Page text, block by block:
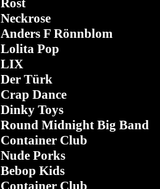
Rost
Neckrose
Anders F Rönnblom
Lolita Pop
LIX
Der Türk
Crap Dance
Dinky Toys
Round Midnight Big Band
Container Club
Nude Porks
Bebop Kids
Container Club